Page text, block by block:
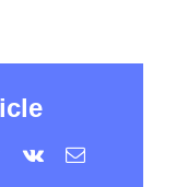
Pinterest
Vk Email